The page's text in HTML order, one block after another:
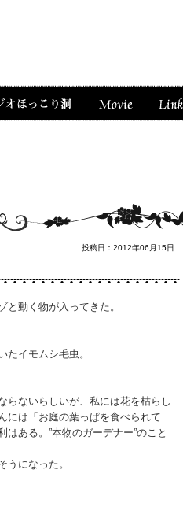
投稿日：2012年06月15日
動く物が入ってきた。
イモムシ毛虫。
らないらしいが、私には花を枯らし
には「お庭の葉っぱを食べられて
ある。”本物のガーデナー”のこと
うになった。